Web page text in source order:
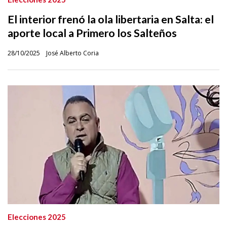
El interior frenó la ola libertaria en Salta: el
aporte local a Primero los Salteños
José Alberto Coria
28/10/2025
Elecciones 2025